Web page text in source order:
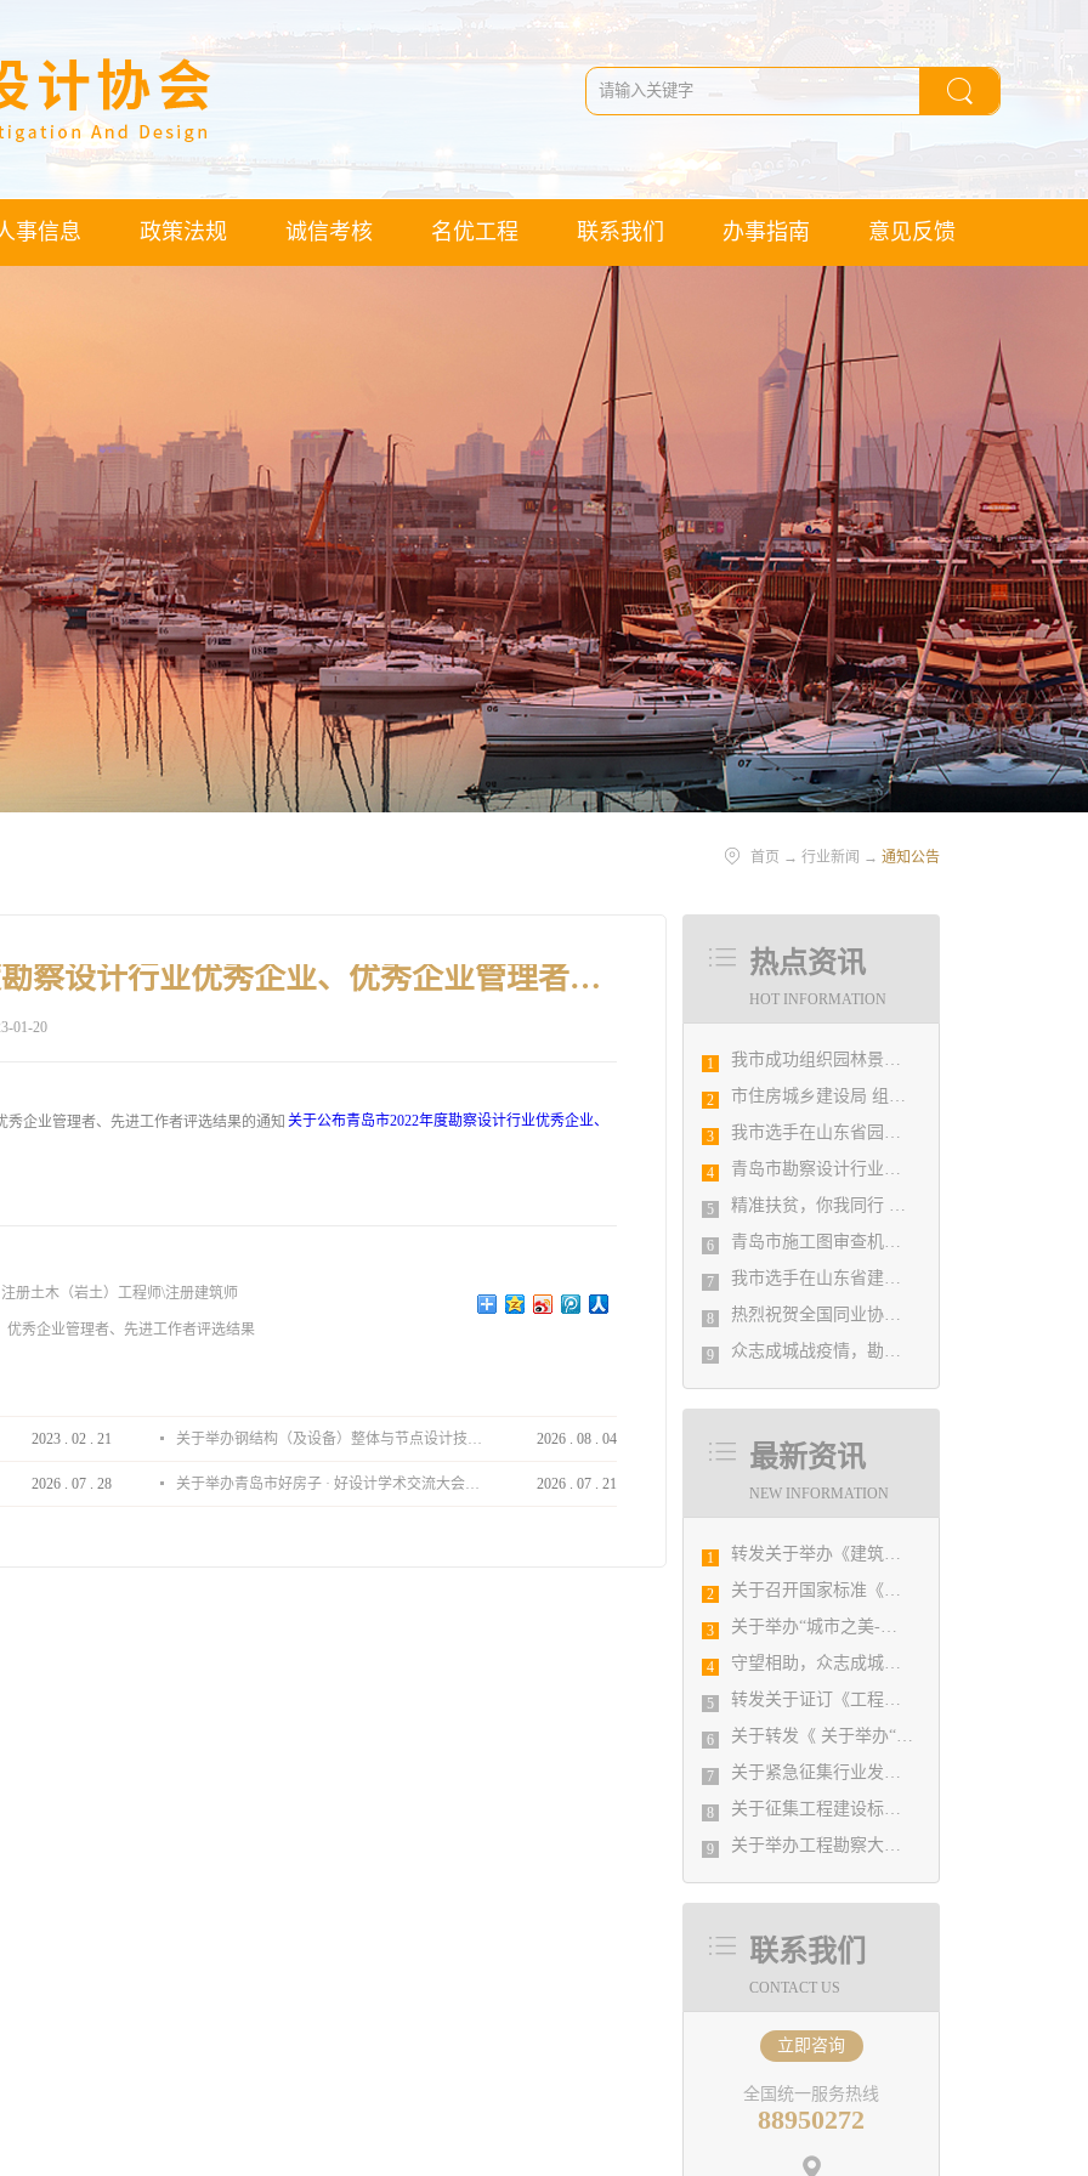
事信息 政策法规 诚信考核 名优工程 联系我们 办事指南 意见反馈
首页 → 行业新闻 → 通知公告
热点资讯
HOT INFORMATION
1 我市成功组织园林景观设计创意职业技能竞赛
2 市住房城乡建设局 组织设计人员能力提升培训会
3 我市选手在山东省园林景观设计创意职业技能竞赛中勇夺佳绩
4 青岛市勘察设计行业民事纠纷调解协调中心正式揭牌成立
5 精准扶贫，你我同行 ——协会荣获全市2018年度脱贫攻坚和扶贫协作先进集体
6 青岛市施工图审查机构第八次联席会议成功举办
7 我市选手在山东省建筑设计BIM技术应用技能竞赛取得佳绩
8 热烈祝贺全国同业协会共庆新中国成立七十周年大会在广州成功举办 我市工程勘察设计行业获得多项荣誉称号
9 众志成城战疫情，勘察设计行业在行动
最新资讯
NEW INFORMATION
1 转发关于举办《建筑电气与智能化通用规范》 GB55024-2022公益宣贯的通知
2 关于召开国家标准《绿色建筑评价标准》（GB/T 50378-2019）宣贯培训会议的通知
3 关于举办“城市之美-设计赋能城市发展”活动的通知
4 守望相助，众志成城！ 协会携手相关软件企业为行业提供 在家办公免费软件
5 转发关于证订《工程勘察设计行业年度发展研究报告（2019）》的通知
6 关于转发《 关于举办“城镇老旧小区改造规划设计实务培训班”的通知 》的通知
7 关于紧急征集行业发展图片素材的通知
8 关于征集工程建设标准实施情况及意见的通知
9 关于举办工程勘察大师讲堂活动的通知
联系我们
CONTACT US
立即咨询
全国统一服务热线
88950272
关于公布青岛市2022年度勘察设计行业优秀企业、优秀企业管理者、先进工作者评选结果的通知
01-20
关于公布青岛市2022年度勘察设计行业优秀企业、
册土木（岩土）工程师\注册建筑师
秀企业管理者、先进工作者评选结果
2023 . 02 . 21 关于举办钢结构（及设备）整体与节点设计技术分享会的通知 2026 . 08 . 04
2026 . 07 . 28 关于举办青岛市好房子 · 好设计学术交流大会的通知 2026 . 07 . 21